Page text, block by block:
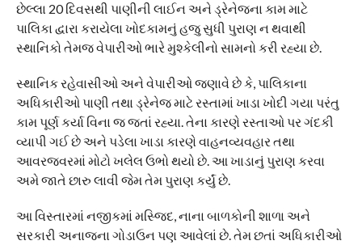
છેલ્લા 20 દિવસથી પાણીની લાઈન અને ડ્રેનેજના કામ માટે
પાલિકા દ્વારા કરાયેલા ખોદકામનું હજુ સુધી પુરાણ ન થવાથી
સ્થાનિકો તેમજ વેપારીઓ ભારે મુશ્કેલીનો સામનો કરી રહ્યા છે.
સ્થાનિક રહેવાસીઓ અને વેપારીઓ જણાવે છે કે, પાલિકાના
અધિકારીઓ પાણી તથા ડ્રેનેજ માટે રસ્તામાં ખાડા ખોદી ગયા પરંતુ
કામ પૂર્ણ કર્યા વિના જ જતાં રહ્યા. તેના કારણે રસ્તાઓ પર ગંદકી
વ્યાપી ગઈ છે અને પડેલા ખાડા કારણે વાહનવ્યવહાર તથા
આવરજવરમાં મોટો ખલેલ ઉભો થયો છે. આ ખાડાનું પુરાણ કરવા
અમે જાતે છારુ લાવી જેમ તેમ પુરાણ કર્યું છે.
આ વિસ્તારમાં નજીકમાં મસ્જિદ, નાના બાળકોની શાળા અને
સરકારી અનાજના ગોડાઉન પણ આવેલાં છે. તેમ છતાં અધિકારીઓ